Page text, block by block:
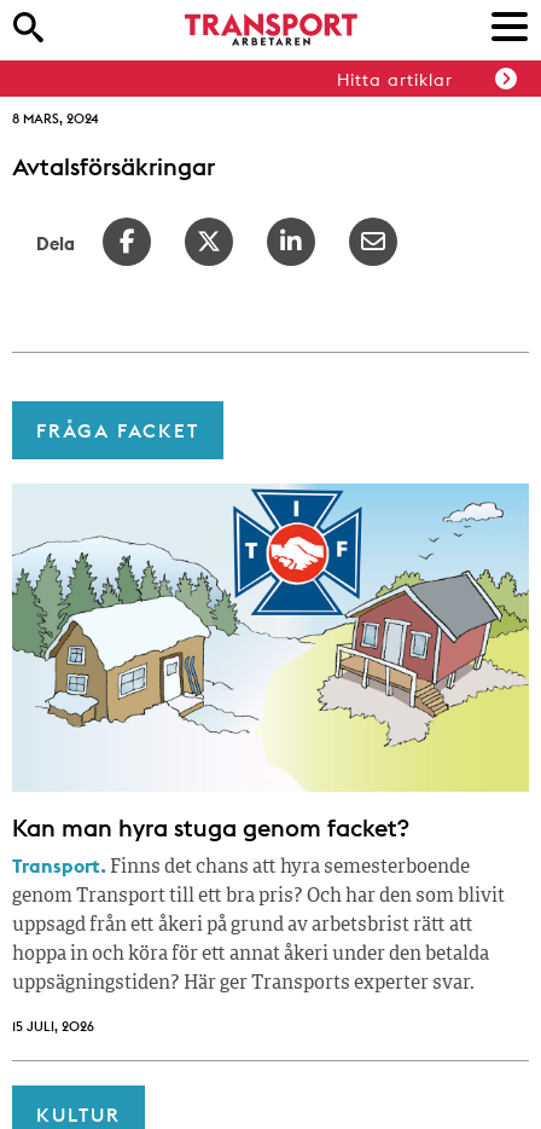
Hitta artiklar
8 MARS, 2024
Avtalsförsäkringar
Dela
FRÅGA FACKET
Kan man hyra stuga genom facket?
Transport. Finns det chans att hyra semesterboende
genom Transport till ett bra pris? Och har den som blivit
uppsagd från ett åkeri på grund av arbetsbrist rätt att
hoppa in och köra för ett annat åkeri under den betalda
uppsägningstiden? Här ger Transports experter svar.
15 JULI, 2026
KULTUR